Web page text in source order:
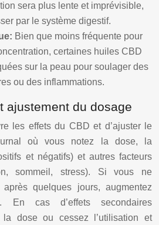
sera plus lente et imprévisible,
par le système digestif.
Bien que moins fréquente pour
certaines huiles CBD
sur la peau pour soulager des
ou des inflammations.
ajustement du dosage
les effets du CBD et d’ajuster le
où vous notez la dose, la
et négatifs) et autres facteurs
sommeil, stress). Si vous ne
quelques jours, augmentez
En cas d’effets secondaires
la dose ou cessez l’utilisation et